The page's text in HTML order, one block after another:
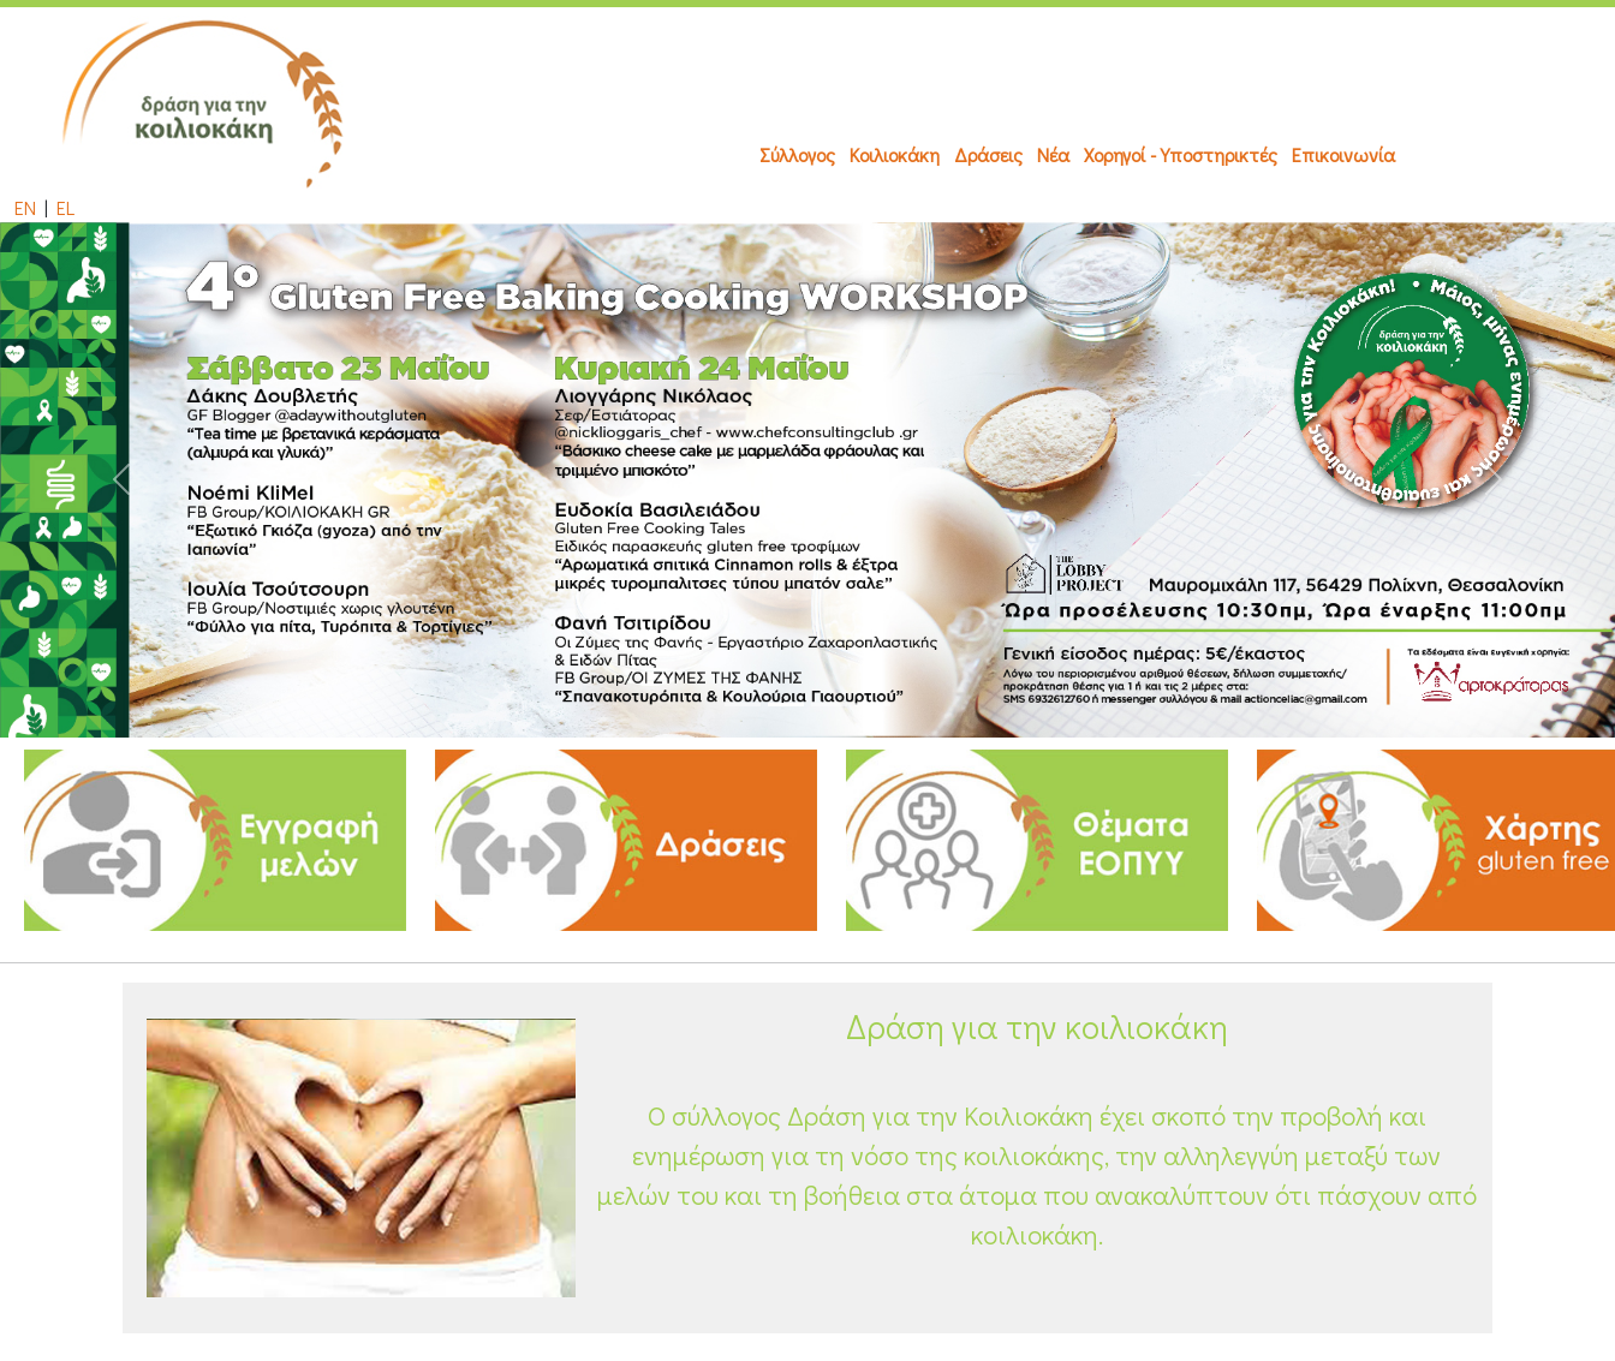
Σύλλογος Κοιλιοκάκη Δράσεις Νέα Χορηγοί - Υποστηρικτές Επικοινωνία
EN | EL
Previous Next
Δράση για την κοιλιοκάκη
Ο σύλλογος Δράση για την Κοιλιοκάκη έχει σκοπό την προβολή και
ενημέρωση για τη νόσο της κοιλιοκάκης, την αλληλεγγύη μεταξύ των
μελών του και τη βοήθεια στα άτομα που ανακαλύπτουν ότι πάσχουν από
κοιλιοκάκη.